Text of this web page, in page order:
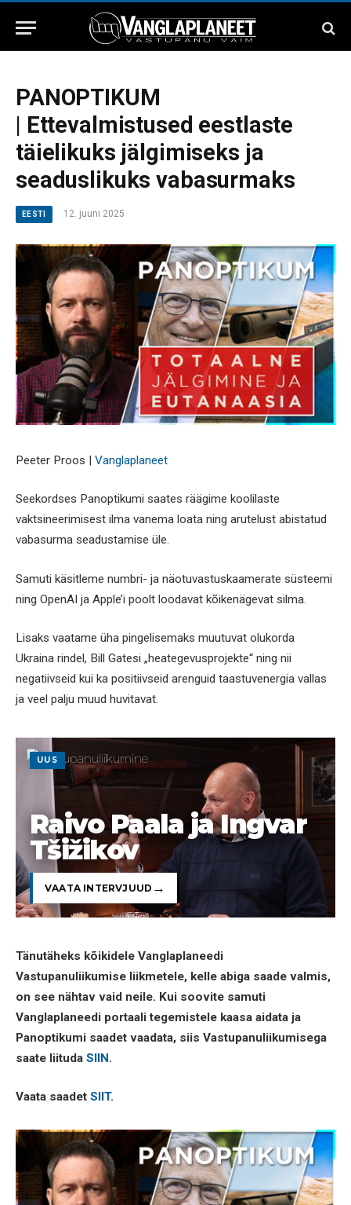
PANOPTIKUM
| Ettevalmistused eestlaste
täielikuks jälgimiseks ja
seaduslikuks vabasurmaks
EESTI 12. juuni 2025
Peeter Proos | Vanglaplaneet
Seekordses Panoptikumi saates räägime koolilaste
vaktsineerimisest ilma vanema loata ning arutelust abistatud
vabasurma seadustamise üle.
Samuti käsitleme numbri- ja näotuvastuskaamerate süsteemi
ning OpenAI ja Apple’i poolt loodavat kõikenägevat silma.
Lisaks vaatame üha pingelisemaks muutuvat olukorda
Ukraina rindel, Bill Gatesi „heategevusprojekte“ ning nii
negatiivseid kui ka positiivseid arenguid taastuvenergia vallas
ja veel palju muud huvitavat.
UUS
Raivo Paala ja Ingvar
Tšižikov
VAATA INTERVJUUD
Tänutäheks kõikidele Vanglaplaneedi
Vastupanuliikumise liikmetele, kelle abiga saade valmis,
on see nähtav vaid neile. Kui soovite samuti
Vanglaplaneedi portaali tegemistele kaasa aidata ja
Panoptikumi saadet vaadata, siis Vastupanuliikumisega
saate liituda SIIN.
Vaata saadet SIIT.